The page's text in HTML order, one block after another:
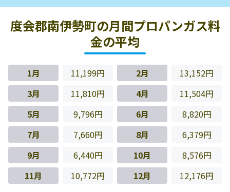
度会郡南伊勢町の月間プロパンガス料
金の平均
1月 11,199円 2月
13,152円
3月
11,810円 4月
11,504円
5月
9,796円 6月
8,820円
7月
7,660円 8月
6,379円
9月
6,440円 10月
8,576円
11月
10,772円 12月 12,176円